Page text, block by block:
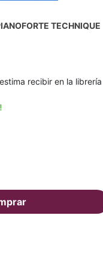
TECHNIQUE
recibir en la librería